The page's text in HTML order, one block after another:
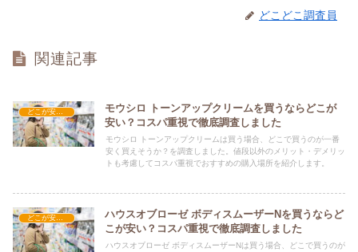
どこどこ調査員
関連記事
どこが安い？-コスメ・美容品
モウシロ トーンアップクリームを買うならどこが
安い？コスパ重視で徹底調査しました
モウシロ トーンアップクリームは買う場合、どこで買うのが一番
安く買えそうか？を調査しました。値段以外のメリット・デメリッ
トも考慮してコスパ重視でおすすめの購入場所を紹介します。
どこが安い？-コスメ・美容品
ハウスオブローゼ ボディスムーザーNを買うならど
こが安い？コスパ重視で徹底調査しました
ハウスオブローゼ ボディスムーザーNは買う場合、どこで買うのが